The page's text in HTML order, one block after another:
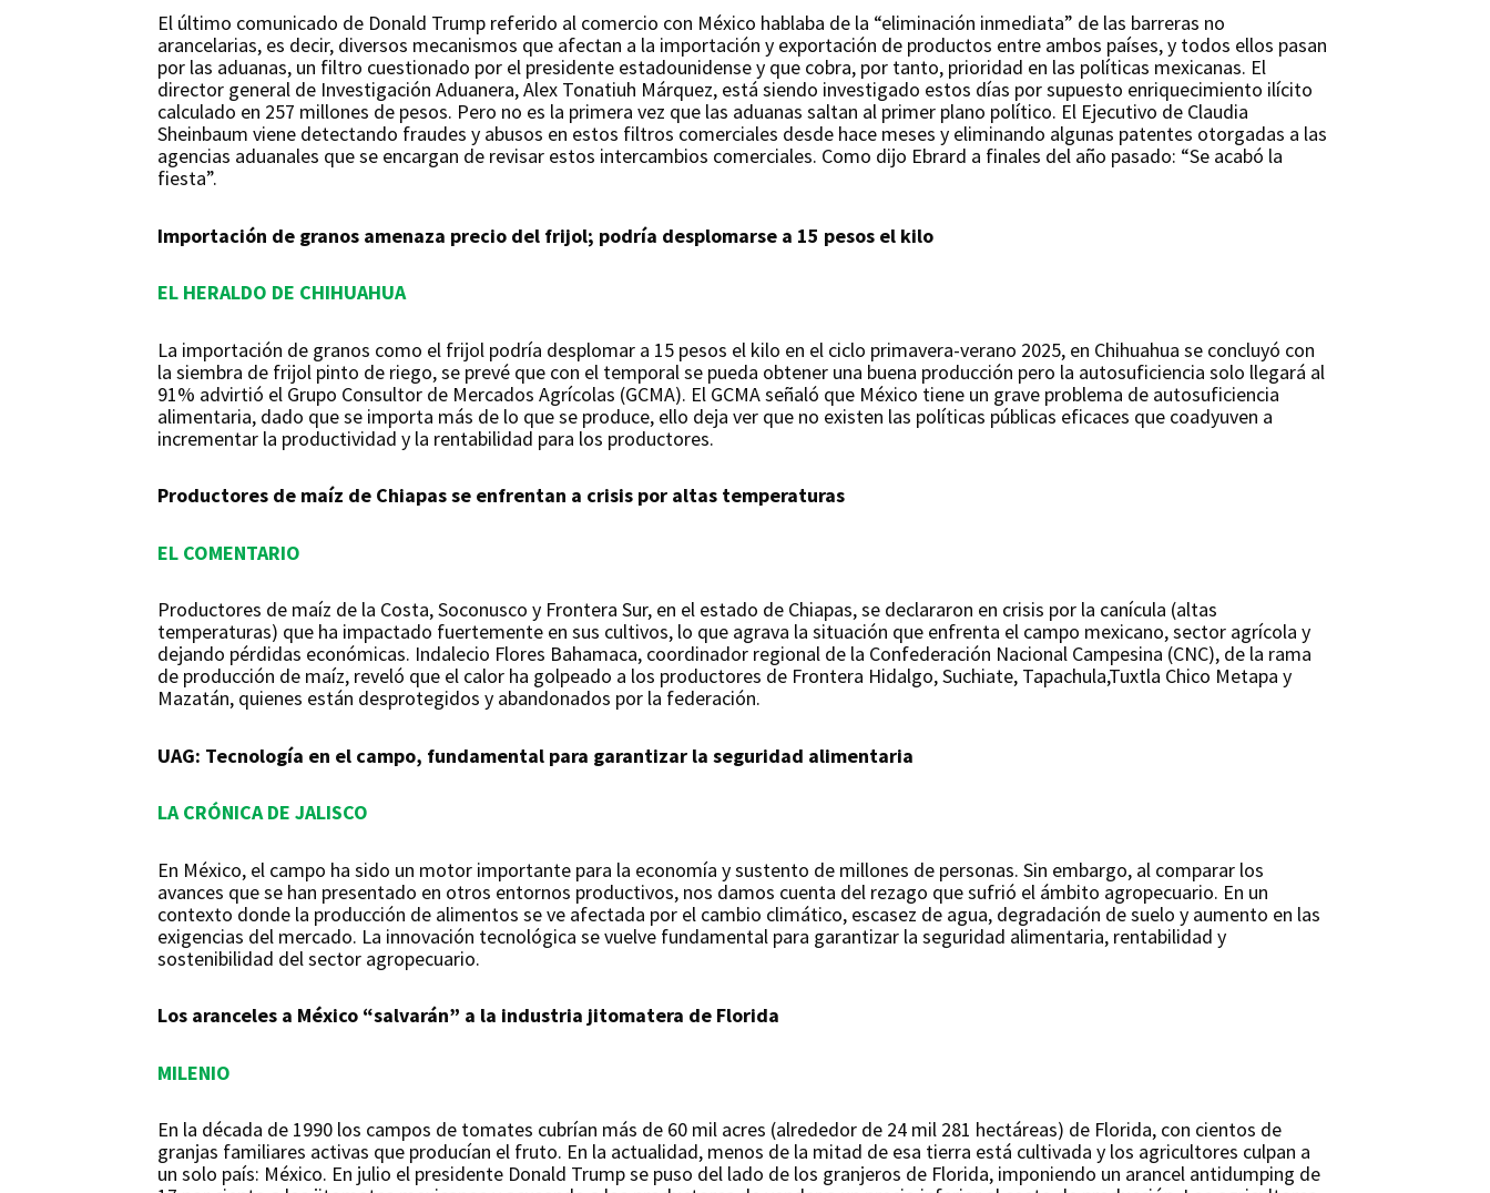
El último comunicado de Donald Trump referido al comercio con México hablaba de la “eliminación inmediata” de las barreras no
arancelarias, es decir, diversos mecanismos que afectan a la importación y exportación de productos entre ambos países, y todos ellos pasan
por las aduanas, un filtro cuestionado por el presidente estadounidense y que cobra, por tanto, prioridad en las políticas mexicanas. El
director general de Investigación Aduanera, Alex Tonatiuh Márquez, está siendo investigado estos días por supuesto enriquecimiento ilícito
calculado en 257 millones de pesos. Pero no es la primera vez que las aduanas saltan al primer plano político. El Ejecutivo de Claudia
Sheinbaum viene detectando fraudes y abusos en estos filtros comerciales desde hace meses y eliminando algunas patentes otorgadas a las
agencias aduanales que se encargan de revisar estos intercambios comerciales. Como dijo Ebrard a finales del año pasado: “Se acabó la
fiesta”.
Importación de granos amenaza precio del frijol; podría desplomarse a 15 pesos el kilo
EL HERALDO DE CHIHUAHUA
La importación de granos como el frijol podría desplomar a 15 pesos el kilo en el ciclo primavera-verano 2025, en Chihuahua se concluyó con
la siembra de frijol pinto de riego, se prevé que con el temporal se pueda obtener una buena producción pero la autosuficiencia solo llegará al
91% advirtió el Grupo Consultor de Mercados Agrícolas (GCMA). El GCMA señaló que México tiene un grave problema de autosuficiencia
alimentaria, dado que se importa más de lo que se produce, ello deja ver que no existen las políticas públicas eficaces que coadyuven a
incrementar la productividad y la rentabilidad para los productores.
Productores de maíz de Chiapas se enfrentan a crisis por altas temperaturas
EL COMENTARIO
Productores de maíz de la Costa, Soconusco y Frontera Sur, en el estado de Chiapas, se declararon en crisis por la canícula (altas
temperaturas) que ha impactado fuertemente en sus cultivos, lo que agrava la situación que enfrenta el campo mexicano, sector agrícola y
dejando pérdidas económicas. Indalecio Flores Bahamaca, coordinador regional de la Confederación Nacional Campesina (CNC), de la rama
de producción de maíz, reveló que el calor ha golpeado a los productores de Frontera Hidalgo, Suchiate, Tapachula,Tuxtla Chico Metapa y
Mazatán, quienes están desprotegidos y abandonados por la federación.
UAG: Tecnología en el campo, fundamental para garantizar la seguridad alimentaria
LA CRÓNICA DE JALISCO
En México, el campo ha sido un motor importante para la economía y sustento de millones de personas. Sin embargo, al comparar los
avances que se han presentado en otros entornos productivos, nos damos cuenta del rezago que sufrió el ámbito agropecuario. En un
contexto donde la producción de alimentos se ve afectada por el cambio climático, escasez de agua, degradación de suelo y aumento en las
exigencias del mercado. La innovación tecnológica se vuelve fundamental para garantizar la seguridad alimentaria, rentabilidad y
sostenibilidad del sector agropecuario.
Los aranceles a México “salvarán” a la industria jitomatera de Florida
MILENIO
En la década de 1990 los campos de tomates cubrían más de 60 mil acres (alrededor de 24 mil 281 hectáreas) de Florida, con cientos de
granjas familiares activas que producían el fruto. En la actualidad, menos de la mitad de esa tierra está cultivada y los agricultores culpan a
un solo país: México. En julio el presidente Donald Trump se puso del lado de los granjeros de Florida, imponiendo un arancel antidumping de